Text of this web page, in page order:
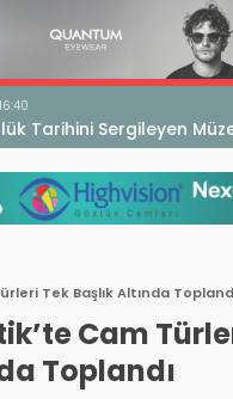
Tarihini Sergileyen
Tek Başlık Altında
Cam
Toplandı